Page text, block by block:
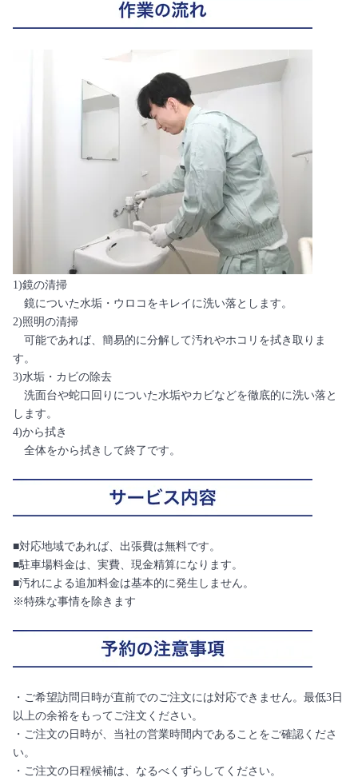
1)鏡の清掃
鏡についた水垢・ウロコをキレイに洗い落とします。
2)照明の清掃
可能であれば、簡易的に分解して汚れやホコリを拭き取りま
す。
3)水垢・カビの除去
洗面台や蛇口回りについた水垢やカビなどを徹底的に洗い落と
します。
4)から拭き
全体をから拭きして終了です。
■対応地域であれば、出張費は無料です。
■駐車場料金は、実費、現金精算になります。
■汚れによる追加料金は基本的に発生しません。
※特殊な事情を除きます
・ご希望訪問日時が直前でのご注文には対応できません。最低3日
以上の余裕をもってご注文ください。
・ご注文の日時が、当社の営業時間内であることをご確認くださ
い。
・ご注文の日程候補は、なるべくずらしてください。